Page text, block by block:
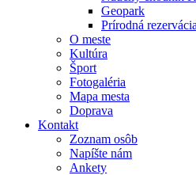
Geopark
Prírodná
O meste
Kultúra
Šport
Fotogaléria
Mapa mesta
Doprava
Kontakt
Zoznam osôb
Napíšte nám
Ankety